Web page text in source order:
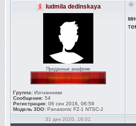
ludmila dedinskaya
Преданные анафеме
Группа: Изгнанники
Сообщения: 54
Регистрация: 06 сен 2016, 06:59
Модель 3DO: Panasonic FZ-1 NTSC-J
31 дек 2020, 16:01